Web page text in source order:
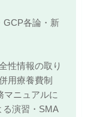
GCP各論・新
性情報の取り
用療養費制
マニュアルに
る演習・SMA